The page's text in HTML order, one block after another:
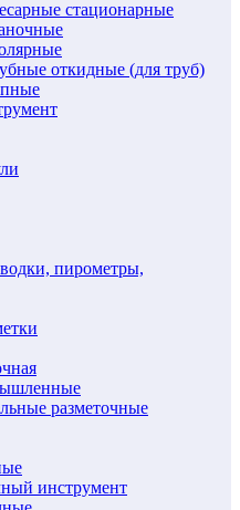
стационарные
откидные (для труб)
пирометры,
разметочные
инструмент